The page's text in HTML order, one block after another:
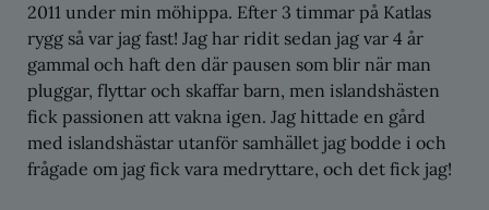
2011 under min möhippa. Efter 3 timmar på Katlas
rygg så var jag fast! Jag har ridit sedan jag var 4 år
gammal och haft den där pausen som blir när man
pluggar, flyttar och skaffar barn, men islandshästen
fick passionen att vakna igen. Jag hittade en gård
med islandshästar utanför samhället jag bodde i och
frågade om jag fick vara medryttare, och det fick jag!